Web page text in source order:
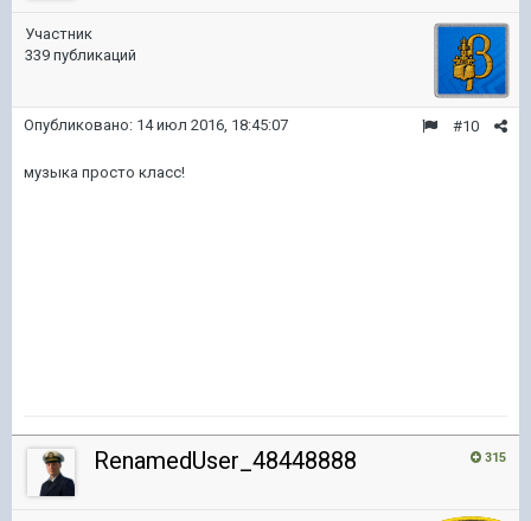
Участник
339 публикаций
#10
Опубликовано: 14 июл 2016, 18:45:07
музыка просто класс!
315
RenamedUser_48448888